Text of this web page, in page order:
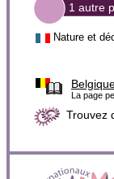
1 autre
Nature et
La page
Trouvez